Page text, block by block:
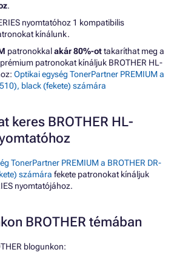
.
nyomtatóhoz 1 kompatibilis
kínálunk.
patronokkalakár 80%-ottakaríthat meg a
patronokat kínáljuk BROTHER HL-
Optikai egység TonerPartner PREMIUM a
black (fekete) számára
keres BROTHER HL-
TonerPartner PREMIUM a BROTHER DR-
számára fekete patronokat kínáljuk
nyomtatójához.
BROTHER témában
blogunkon: